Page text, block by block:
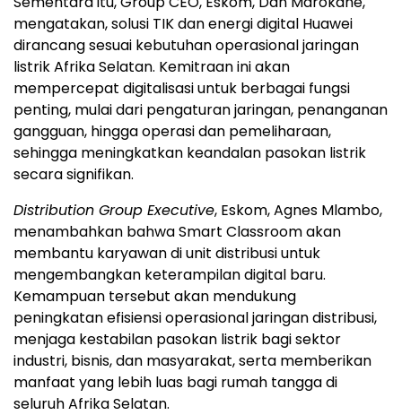
mengatakan, solusi TIK dan energi digital Huawei
dirancang sesuai kebutuhan operasional jaringan
listrik Afrika Selatan. Kemitraan ini akan
mempercepat digitalisasi untuk berbagai fungsi
penting, mulai dari pengaturan jaringan, penanganan
gangguan, hingga operasi dan pemeliharaan,
sehingga meningkatkan keandalan pasokan listrik
secara signifikan.
Distribution Group Executive, Eskom, Agnes Mlambo,
menambahkan bahwa Smart Classroom akan
membantu karyawan di unit distribusi untuk
mengembangkan keterampilan digital baru.
Kemampuan tersebut akan mendukung
peningkatan efisiensi operasional jaringan distribusi,
menjaga kestabilan pasokan listrik bagi sektor
industri, bisnis, dan masyarakat, serta memberikan
manfaat yang lebih luas bagi rumah tangga di
seluruh Afrika Selatan.